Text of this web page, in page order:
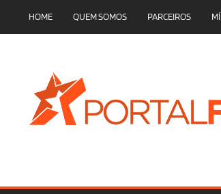
HOME QUEM SOMOS PARCEIROS